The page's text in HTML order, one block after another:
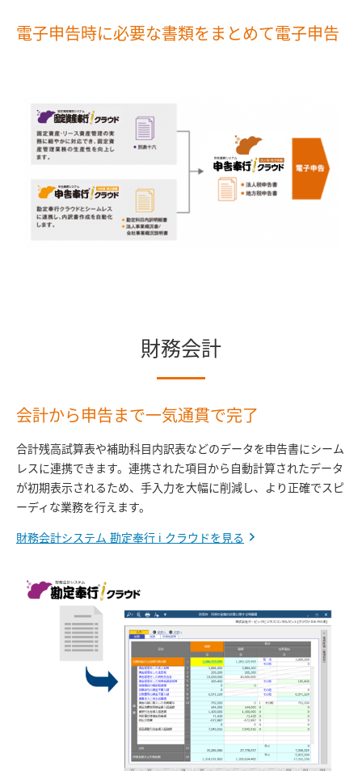
電子申告時に必要な書類をまとめて電子申告
財務会計
会計から申告まで一気通貫で完了
合計残高試算表や補助科目内訳表などのデータを申告書にシーム
レスに連携できます。連携された項目から自動計算されたデータ
が初期表示されるため、手入力を大幅に削減し、より正確でスピ
ーディな業務を行えます。
財務会計システム 勘定奉行 i クラウドを見る